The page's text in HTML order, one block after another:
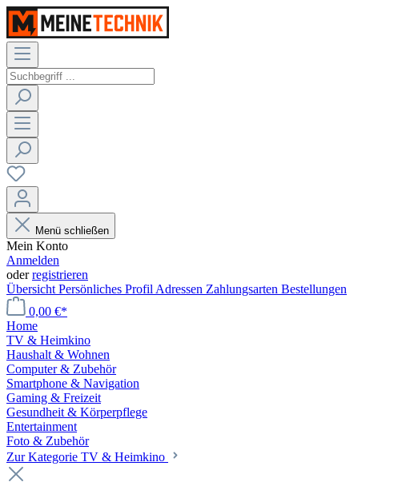
Menü schließen
Mein Konto
Anmelden
oderregistrieren
Übersicht Persönliches Profil Adressen Zahlungsarten Bestellungen
0,00 €*
Home
TV & Heimkino
Haushalt & Wohnen
Computer & Zubehör
Smartphone & Navigation
Gaming & Freizeit
Gesundheit & Körperpflege
Entertainment
Foto & Zubehör
Zur Kategorie TV & Heimkino